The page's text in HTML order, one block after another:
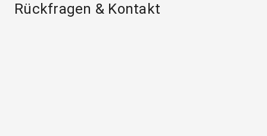
Rückfragen & Kontakt